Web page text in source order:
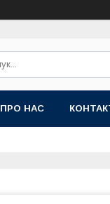
ПРО НАС